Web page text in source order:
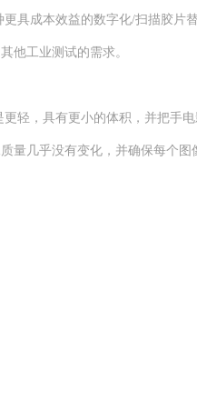
具成本效益的数字化/扫描胶
他工业测试的需求。
轻，具有更小的体积，并把手
量几乎没有变化，并确保每个图